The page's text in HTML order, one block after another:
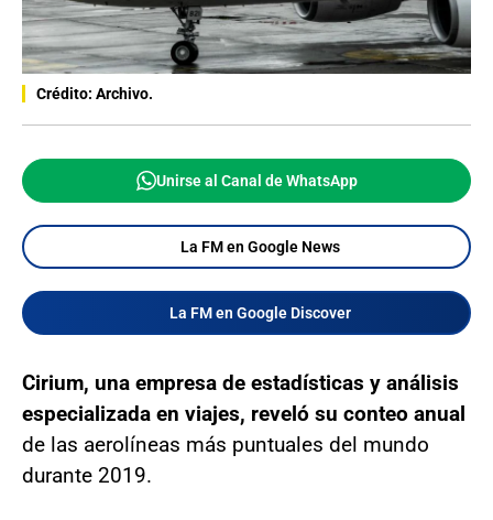
Crédito: Archivo.
Unirse al Canal de WhatsApp
La FM en Google News
La FM en Google Discover
Cirium, una empresa de estadísticas y análisis
especializada en viajes, reveló su conteo anual
de las aerolíneas más puntuales del mundo
durante 2019.